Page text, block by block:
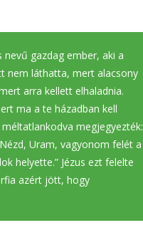
nevű gazdag ember, aki a
nem láthatta, mert alacsony
arra kellett elhaladnia.
ma a te házadban kell
megjegyezték:
Uram, vagyonom felét a
helyette.” Jézus ezt felelte
azért jött, hogy